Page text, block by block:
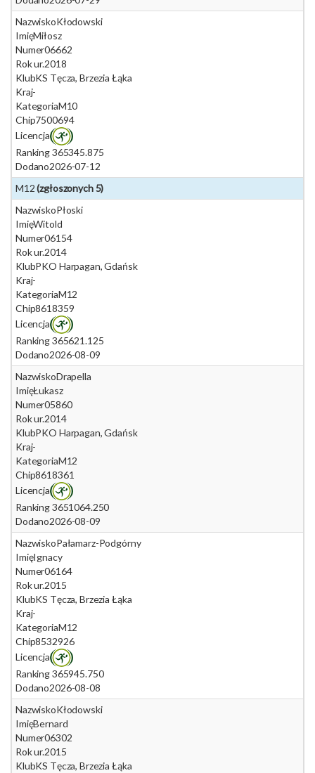
NazwiskoKłodowski
ImięMiłosz
Numer06662
Rok ur.2018
KlubKS Tęcza, Brzezia Łąka
Kraj-
KategoriaM10
Chip7500694
Licencja
Ranking 365345.875
Dodano2026-07-12
M12(zgłoszonych 5)
NazwiskoPłoski
ImięWitold
Numer06154
Rok ur.2014
KlubPKO Harpagan, Gdańsk
Kraj-
KategoriaM12
Chip8618359
Licencja
Ranking 365621.125
Dodano2026-08-09
NazwiskoDrapella
ImięŁukasz
Numer05860
Rok ur.2014
KlubPKO Harpagan, Gdańsk
Kraj-
KategoriaM12
Chip8618361
Licencja
Ranking 3651064.250
Dodano2026-08-09
NazwiskoPałamarz-Podgórny
ImięIgnacy
Numer06164
Rok ur.2015
KlubKS Tęcza, Brzezia Łąka
Kraj-
KategoriaM12
Chip8532926
Licencja
Ranking 365945.750
Dodano2026-08-08
NazwiskoKłodowski
ImięBernard
Numer06302
Rok ur.2015
KlubKS Tęcza, Brzezia Łąka